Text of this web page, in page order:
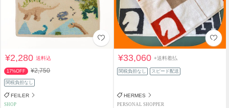
¥2,280送料込
17%OFF ¥2,750
関税負担なし
FEILER
SHOP
¥33,060+送料着払
関税負担なし スピード配送
HERMES
PERSONAL SHOPPER